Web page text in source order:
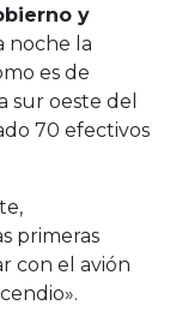
y
noche la
es de
sur oeste del
70 efectivos
primeras
con el avión